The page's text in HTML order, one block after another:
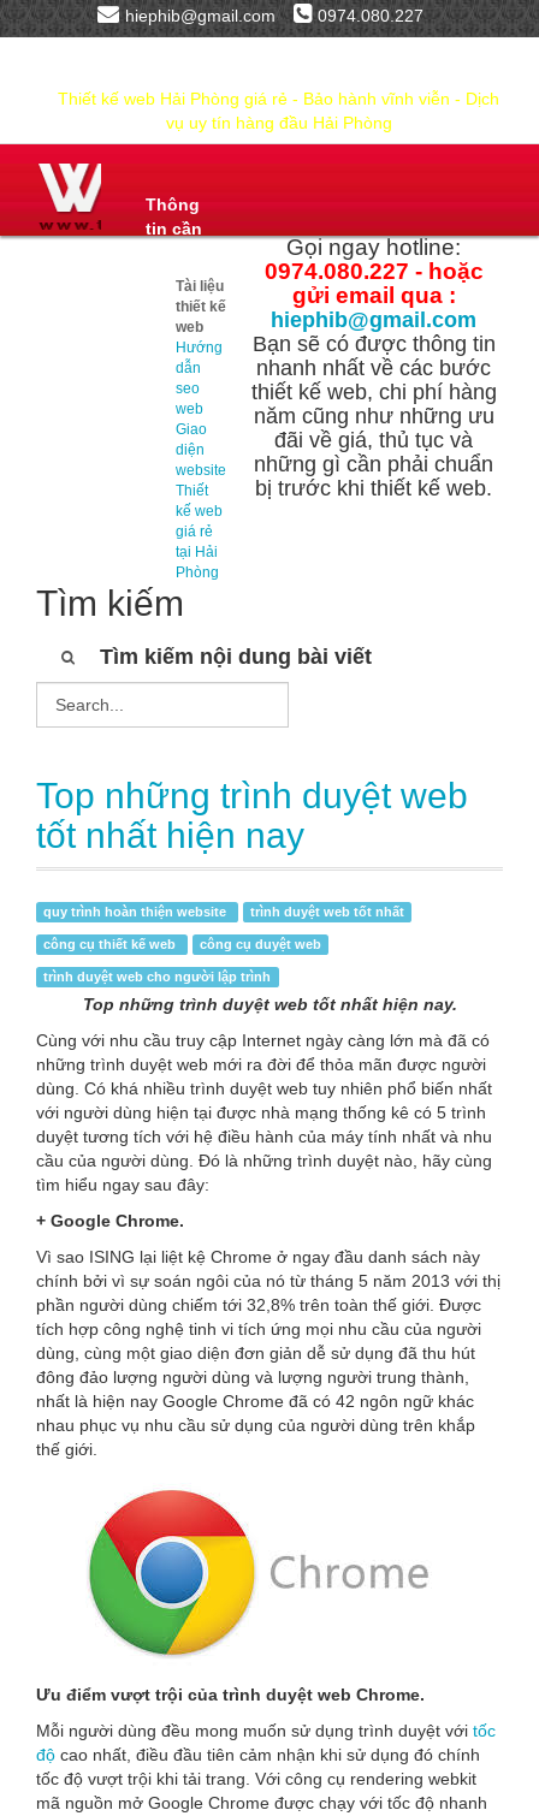
hiephib@gmail.com 0974.080.227
Thiết kế web Hải Phòng giá rẻ - Bảo hành vĩnh viễn - Dịch
vụ uy tín hàng đầu Hải Phòng
Thông
tin cần
Tài liệu
thiết kế
web
Hướng
dẫn
seo
web
Giao
diện
website
Thiết
kế web
giá rẻ
tại Hải
Phòng
Gọi ngay hotline:
0974.080.227 - hoặc
gửi email qua :
hiephib@gmail.com
Bạn sẽ có được thông tin
nhanh nhất về các bước
thiết kế web, chi phí hàng
năm cũng như những ưu
đãi về giá, thủ tục và
những gì cần phải chuẩn
bị trước khi thiết kế web.
Tìm kiếm
Tìm kiếm nội dung bài viết
Top những trình duyệt web
tốt nhất hiện nay
quy trình hoàn thiện website trình duyệt web tốt nhất
công cụ thiết kế web công cụ duyệt web
trình duyệt web cho người lập trình
Top những trình duyệt web tốt nhất hiện nay.
Cùng với nhu cầu truy cập Internet ngày càng lớn mà đã có
những trình duyệt web mới ra đời để thỏa mãn được người
dùng. Có khá nhiều trình duyệt web tuy nhiên phổ biến nhất
với người dùng hiện tại được nhà mạng thống kê có 5 trình
duyệt tương tích với hệ điều hành của máy tính nhất và nhu
cầu của người dùng. Đó là những trình duyệt nào, hãy cùng
tìm hiểu ngay sau đây:
+ Google Chrome.
Vì sao ISING lại liệt kệ Chrome ở ngay đầu danh sách này
chính bởi vì sự soán ngôi của nó từ tháng 5 năm 2013 với thị
phần người dùng chiếm tới 32,8% trên toàn thế giới. Được
tích hợp công nghệ tinh vi tích ứng mọi nhu cầu của người
dùng, cùng một giao diện đơn giản dễ sử dụng đã thu hút
đông đảo lượng người dùng và lượng người trung thành,
nhất là hiện nay Google Chrome đã có 42 ngôn ngữ khác
nhau phục vụ nhu cầu sử dụng của người dùng trên khắp
thế giới.
Ưu điểm vượt trội của trình duyệt web Chrome.
Mỗi người dùng đều mong muốn sử dụng trình duyệt với tốc
độ cao nhất, điều đầu tiên cảm nhận khi sử dụng đó chính
tốc độ vượt trội khi tải trang. Với công cụ rendering webkit
mã nguồn mở Google Chrome được chạy với tốc độ nhanh